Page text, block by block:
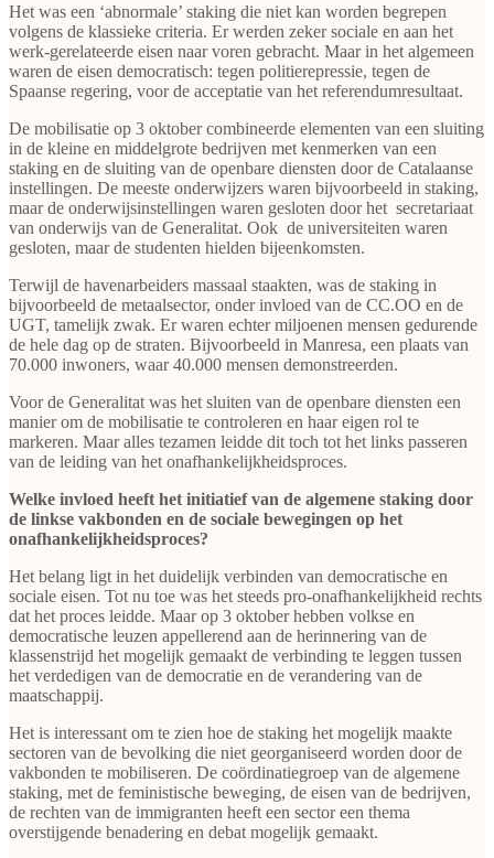
Het was een ‘abnormale’ staking die niet kan worden begrepen
volgens de klassieke criteria. Er werden zeker sociale en aan het
werk-gerelateerde eisen naar voren gebracht. Maar in het algemeen
waren de eisen democratisch: tegen politierepressie, tegen de
Spaanse regering, voor de acceptatie van het referendumresultaat.
De mobilisatie op 3 oktober combineerde elementen van een sluiting
in de kleine en middelgrote bedrijven met kenmerken van een
staking en de sluiting van de openbare diensten door de Catalaanse
instellingen. De meeste onderwijzers waren bijvoorbeeld in staking,
maar de onderwijsinstellingen waren gesloten door het secretariaat
van onderwijs van de Generalitat. Ook de universiteiten waren
gesloten, maar de studenten hielden bijeenkomsten.
Terwijl de havenarbeiders massaal staakten, was de staking in
bijvoorbeeld de metaalsector, onder invloed van de CC.OO en de
UGT, tamelijk zwak. Er waren echter miljoenen mensen gedurende
de hele dag op de straten. Bijvoorbeeld in Manresa, een plaats van
70.000 inwoners, waar 40.000 mensen demonstreerden.
Voor de Generalitat was het sluiten van de openbare diensten een
manier om de mobilisatie te controleren en haar eigen rol te
markeren. Maar alles tezamen leidde dit toch tot het links passeren
van de leiding van het onafhankelijkheidsproces.
Welke invloed heeft het initiatief van de algemene staking door
de linkse vakbonden en de sociale bewegingen op het
onafhankelijkheidsproces?
Het belang ligt in het duidelijk verbinden van democratische en
sociale eisen. Tot nu toe was het steeds pro-onafhankelijkheid rechts
dat het proces leidde. Maar op 3 oktober hebben volkse en
democratische leuzen appellerend aan de herinnering van de
klassenstrijd het mogelijk gemaakt de verbinding te leggen tussen
het verdedigen van de democratie en de verandering van de
maatschappij.
Het is interessant om te zien hoe de staking het mogelijk maakte
sectoren van de bevolking die niet georganiseerd worden door de
vakbonden te mobiliseren. De coördinatiegroep van de algemene
staking, met de feministische beweging, de eisen van de bedrijven,
de rechten van de immigranten heeft een sector een thema
overstijgende benadering en debat mogelijk gemaakt.